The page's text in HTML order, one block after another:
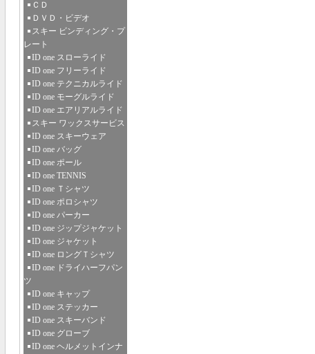
ＣＤ
ＤＶＤ・ビデオ
スキー ビンディング・プ
レート
ID one スローライド
ID one フリーライド
ID one テクニカルライド
ID one モーグルライド
ID one エアリアルライド
スキー ワックスサービス
ID one スキーウェア
ID one バッグ
ID one ポール
ID one TENNIS
ID one Ｔシャツ
ID one ポロシャツ
ID one パーカー
ID one ジップジャケット
ID one ジャケット
ID one ロングＴシャツ
ID one ドライハーフパン
ツ
ID one キャップ
ID one ステッカー
ID one スキーバンド
ID one グローブ
ID one ヘルメットインナ